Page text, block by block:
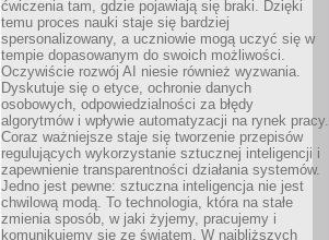
ćwiczenia tam, gdzie pojawiają się braki. Dzięki
temu proces nauki staje się bardziej
spersonalizowany, a uczniowie mogą uczyć się w
tempie dopasowanym do swoich możliwości.
Oczywiście rozwój AI niesie również wyzwania.
Dyskutuje się o etyce, ochronie danych
osobowych, odpowiedzialności za błędy
algorytmów i wpływie automatyzacji na rynek pracy.
Coraz ważniejsze staje się tworzenie przepisów
regulujących wykorzystanie sztucznej inteligencji i
zapewnienie transparentności działania systemów.
Jedno jest pewne: sztuczna inteligencja nie jest
chwilową modą. To technologia, która na stałe
zmienia sposób, w jaki żyjemy, pracujemy i
komunikujemy się ze światem. W najbliższych